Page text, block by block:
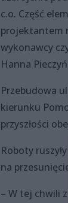
c.o. Część
projektantem
wykonawcy
Hanna
Przebudowa
kierunku
przyszłości
Roboty
na
– W tej chwili